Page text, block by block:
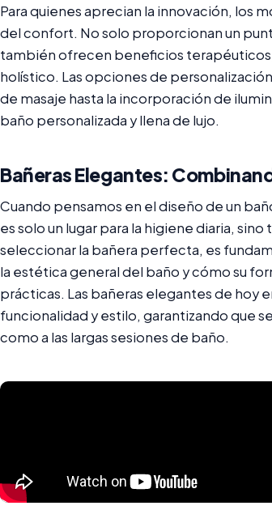
Para quienes aprecian la innovación, los
del confort. No solo proporcionan un
también ofrecen beneficios
holístico. Las opciones de
de masaje hasta la incorporación de
baño personalizada y llena de lujo.
Bañeras Elegantes:
Cuando pensamos en el diseño de un
es solo un lugar para la higiene diaria,
seleccionar la bañera perfecta, es
la estética general del baño y cómo su
prácticas. Las bañeras elegantes de hoy
funcionalidad y estilo, garantizando que
como a las largas sesiones de baño.